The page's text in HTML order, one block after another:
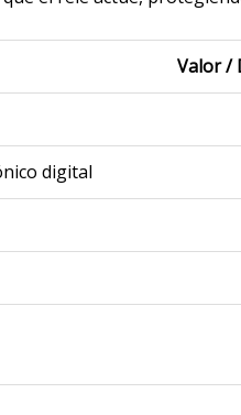
Valor /
digital